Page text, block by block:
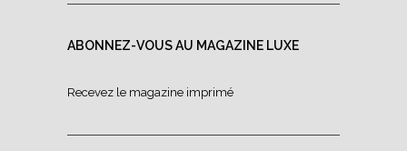
ABONNEZ-VOUS AU MAGAZINE LUXE
Recevez le magazine imprimé